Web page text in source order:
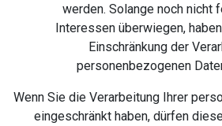
werden. Solange noch nicht
Interessen überwiegen,
Einschränkung der
personenbezogenen
Wenn Sie die Verarbeitung Ihrer
eingeschränkt haben, dürfen